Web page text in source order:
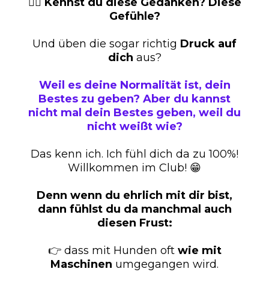
Gefühle?
Und üben die sogar richtig Druck auf
dich aus?
Weil es deine Normalität ist, dein
Bestes zu geben? Aber du kannst
nicht mal dein Bestes geben, weil du
nicht weißt wie?
Das kenn ich. Ich fühl dich da zu 100%!
Willkommen im Club! 😁
Denn wenn du ehrlich mit dir bist,
dann fühlst du da manchmal auch
diesen Frust:
👉 dass mit Hunden oftwie mit
Maschinen umgegangen wird.